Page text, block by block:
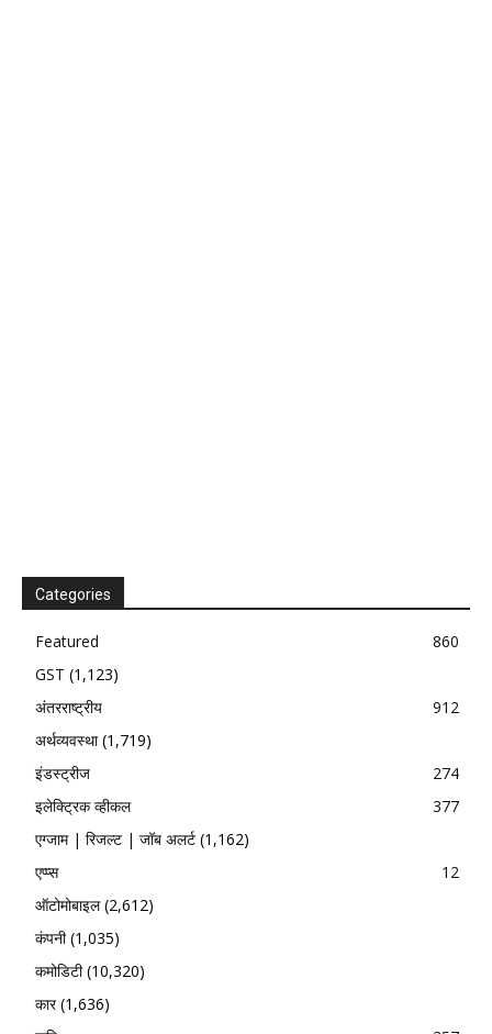
Categories
Featured
860
GST (1,123)
अंतरराष्ट्रीय
912
अर्थव्यवस्था(1,719)
इंडस्ट्रीज
274
इलेक्ट्रिक व्हीकल
377
एग्जाम | रिजल्ट | जॉब अलर्ट (1,162)
एप्प्स
12
ऑटोमोबाइल(2,612)
कंपनी(1,035)
कमोडिटी(10,320)
कार(1,636)